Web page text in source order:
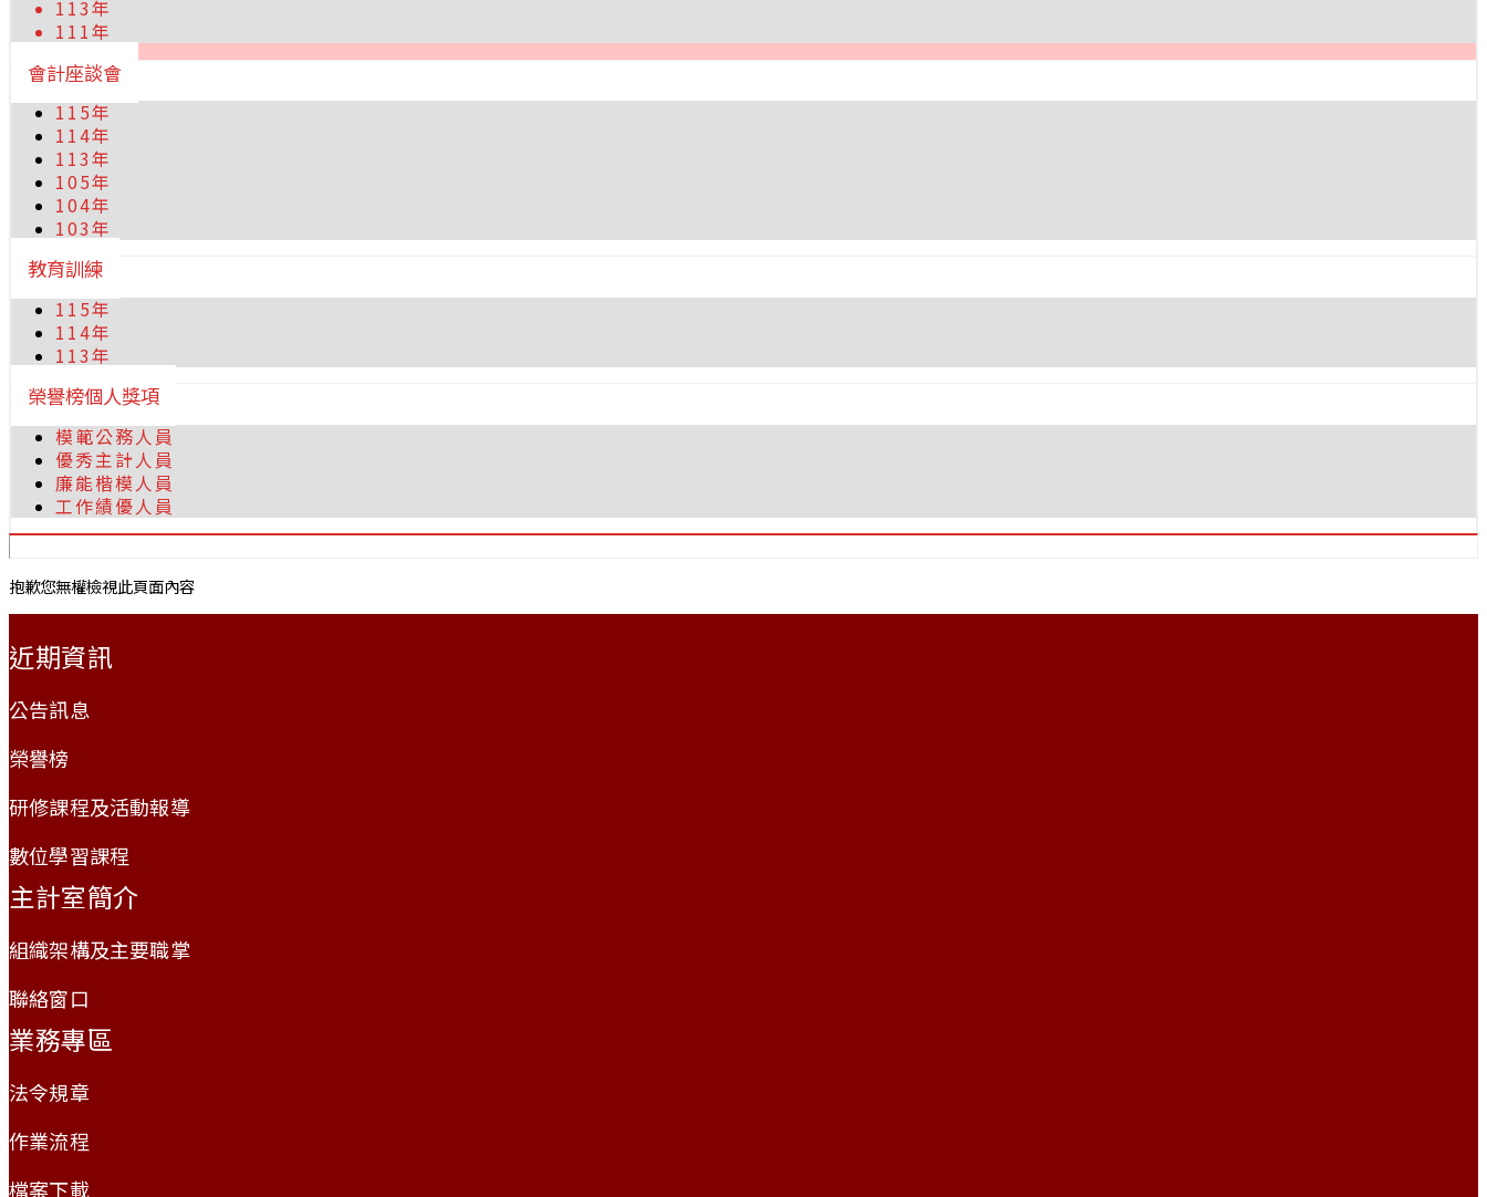
113年
111年
會計座談會
115年
114年
113年
105年
104年
103年
教育訓練
115年
114年
113年
榮譽榜個人獎項
模範公務人員
優秀主計人員
廉能楷模人員
工作績優人員
抱歉您無權檢視此頁面內容
近期資訊
公告訊息
榮譽榜
研修課程及活動報導
數位學習課程
主計室簡介
組織架構及主要職掌
聯絡窗口
業務專區
法令規章
作業流程
檔案下載